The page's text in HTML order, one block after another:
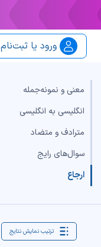
ورود یا ثبت‌نام
معنی و نمونه‌جمله
انگلیسی به انگلیسی
مترادف و متضاد
سوال‌های رایج
ارجاع
ترتیب نمایش نتایج